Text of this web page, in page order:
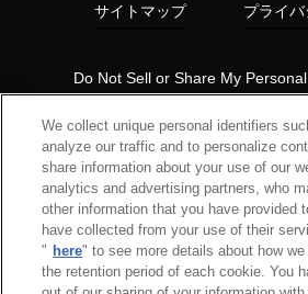
サイトマップ プライ
Do Not Sell or Share My
Copyright© 1997 HKS Co., Ltd. all
We collect unique personal identifiers
analyze our traffic and to personalize
share information about your use of our
analytics and advertising partners, who
other information that you have provided
have collected from your use of their
" here" to see more details about how
the retention period of each cookie. You